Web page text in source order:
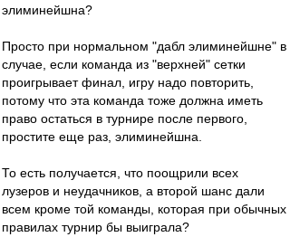
элиминейшна?
Просто при нормальном "дабл элиминейшне" в
случае, если команда из "верхней" сетки
проигрывает финал, игру надо повторить,
потому что эта команда тоже должна иметь
право остаться в турнире после первого,
простите еще раз, элиминейшна.
То есть получается, что поощрили всех
лузеров и неудачников, а второй шанс дали
всем кроме той команды, которая при обычных
правилах турнир бы выиграла?